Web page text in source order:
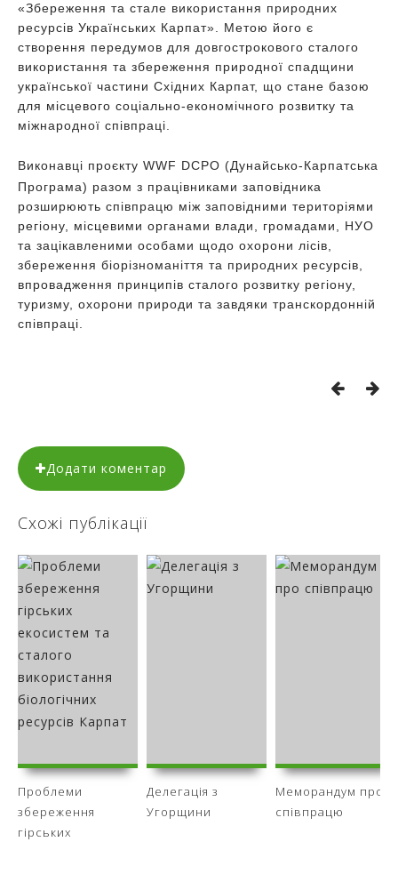
«Збереження та стале використання природних
ресурсів Українських Карпат». Метою його є
створення передумов для довгострокового сталого
використання та збереження природної спадщини
української частини Східних Карпат, що стане базою
для місцевого соціально-економічного розвитку та
міжнародної співпраці.
Виконавці проєкту WWF DCPO (Дунайсько-Карпатська
Програма) разом з працівниками заповідника
розширюють співпрацю між заповідними територіями
регіону, місцевими органами влади, громадами, НУО
та зацікавленими особами щодо охорони лісів,
збереження біорізноманіття та природних ресурсів,
впровадження принципів сталого розвитку регіону,
туризму, охорони природи та завдяки транскордонній
співпраці.
Додати коментар
Схожі публікації
Проблеми
збереження
гірських
Делегація з
Угорщини
Меморандум про
співпрацю